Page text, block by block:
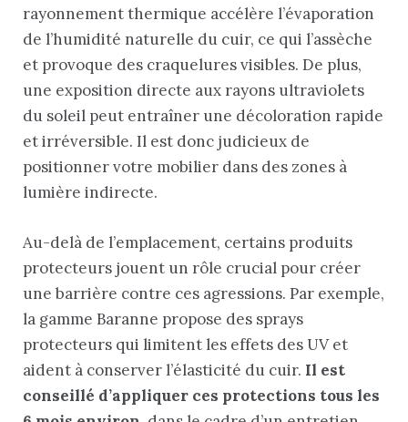
rayonnement thermique accélère l’évaporation
de l’humidité naturelle du cuir, ce qui l’assèche
et provoque des craquelures visibles. De plus,
une exposition directe aux rayons ultraviolets
du soleil peut entraîner une décoloration rapide
et irréversible. Il est donc judicieux de
positionner votre mobilier dans des zones à
lumière indirecte.
Au-delà de l’emplacement, certains produits
protecteurs jouent un rôle crucial pour créer
une barrière contre ces agressions. Par exemple,
la gamme Baranne propose des sprays
protecteurs qui limitent les effets des UV et
aident à conserver l’élasticité du cuir. Il est
conseillé d’appliquer ces protections tous les